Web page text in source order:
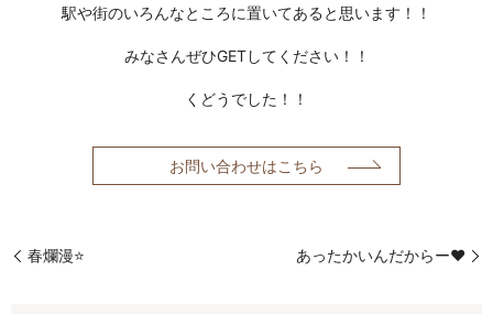
駅や街のいろんなところに置いてあると思います！！
みなさんぜひGETしてください！！
くどうでした！！
お問い合わせはこちら
春爛漫⭐️ あったかいんだからー❤